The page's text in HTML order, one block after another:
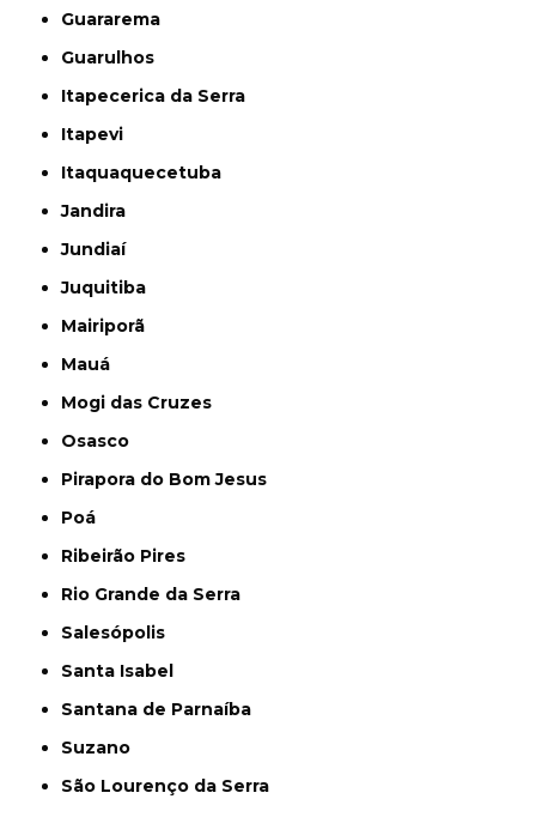
Guararema
Guarulhos
Itapecerica da Serra
Itapevi
Itaquaquecetuba
Jandira
Jundiaí
Juquitiba
Mairiporã
Mauá
Mogi das Cruzes
Osasco
Pirapora do Bom Jesus
Poá
Ribeirão Pires
Rio Grande da Serra
Salesópolis
Santa Isabel
Santana de Parnaíba
Suzano
São Lourenço da Serra